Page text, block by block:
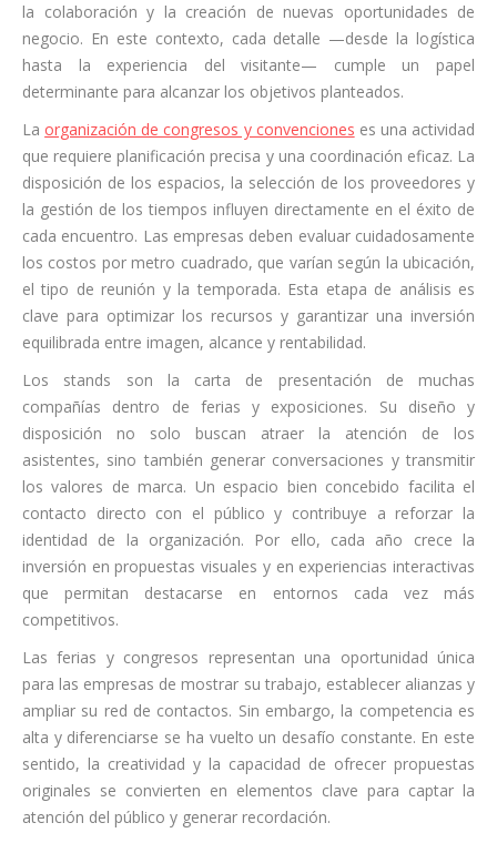
la colaboración y la creación de nuevas oportunidades de
negocio. En este contexto, cada detalle —desde la logística
hasta la experiencia del visitante— cumple un papel
determinante para alcanzar los objetivos planteados.
Laorganización de congresos y convenciones es una actividad
que requiere planificación precisa y una coordinación eficaz. La
disposición de los espacios, la selección de los proveedores y
la gestión de los tiempos influyen directamente en el éxito de
cada encuentro. Las empresas deben evaluar cuidadosamente
los costos por metro cuadrado, que varían según la ubicación,
el tipo de reunión y la temporada. Esta etapa de análisis es
clave para optimizar los recursos y garantizar una inversión
equilibrada entre imagen, alcance y rentabilidad.
Los stands son la carta de presentación de muchas
compañías dentro de ferias y exposiciones. Su diseño y
disposición no solo buscan atraer la atención de los
asistentes, sino también generar conversaciones y transmitir
los valores de marca. Un espacio bien concebido facilita el
contacto directo con el público y contribuye a reforzar la
identidad de la organización. Por ello, cada año crece la
inversión en propuestas visuales y en experiencias interactivas
que permitan destacarse en entornos cada vez más
competitivos.
Las ferias y congresos representan una oportunidad única
para las empresas de mostrar su trabajo, establecer alianzas y
ampliar su red de contactos. Sin embargo, la competencia es
alta y diferenciarse se ha vuelto un desafío constante. En este
sentido, la creatividad y la capacidad de ofrecer propuestas
originales se convierten en elementos clave para captar la
atención del público y generar recordación.